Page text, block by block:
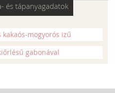
és tápanyagadatok
kakaós-mogyorós izű
gabonával